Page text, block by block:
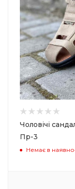
Чоловічі
Пр-3
Немає в